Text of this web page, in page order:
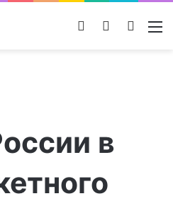
Поиск
Switch
Войти
в